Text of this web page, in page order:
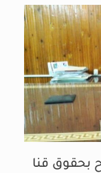
بحقوق قنا